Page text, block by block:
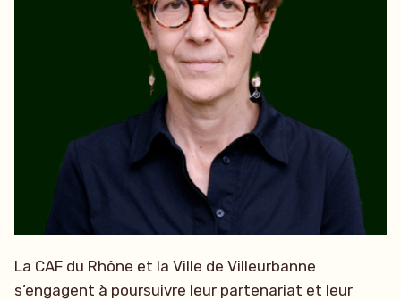
La CAF du Rhône et la Ville de Villeurbanne
s’engagent à poursuivre leur partenariat et leur